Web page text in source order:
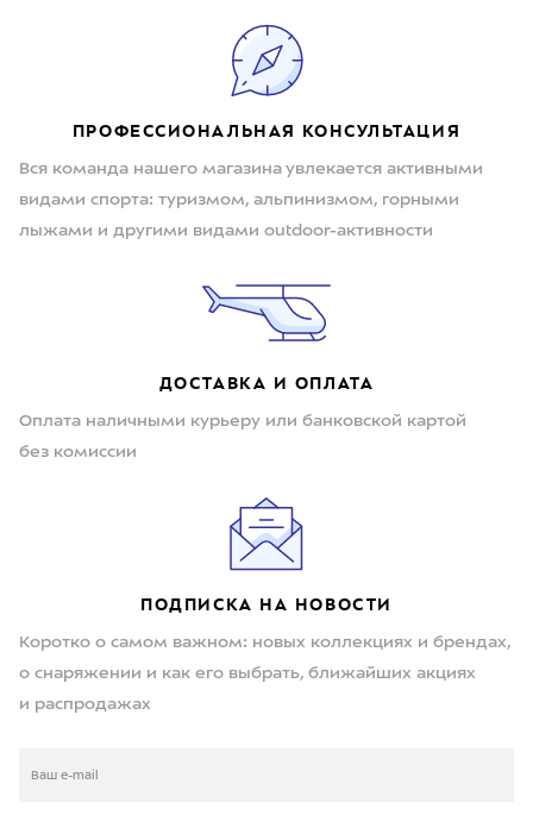
ПРОФЕССИОНАЛЬНАЯ КОНСУЛЬТАЦИЯ
Вся команда нашего магазина увлекается активными
видами спорта: туризмом, альпинизмом, горными
лыжами и другими видами outdoor-активности
ДОСТАВКА И ОПЛАТА
Оплата наличными курьеру или банковской картой
без комиссии
ПОДПИСКА НА НОВОСТИ
Коротко о самом важном: новых коллекциях и брендах,
о снаряжении и как его выбрать, ближайших акциях
и распродажах